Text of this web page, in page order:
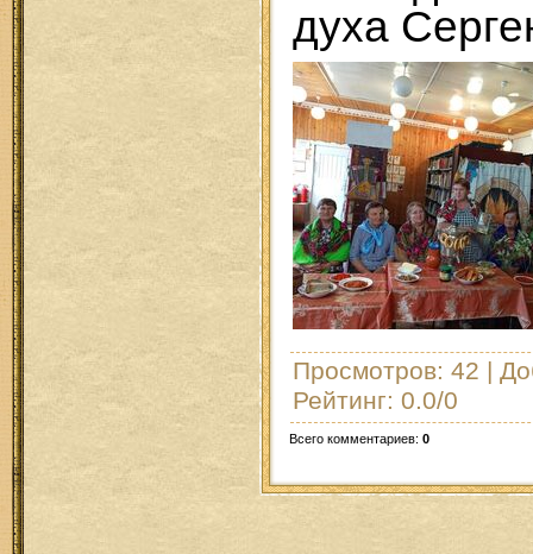
духа
Просмотров: 42 |
Рейтинг: 0.0/0
Всего комментариев: 0